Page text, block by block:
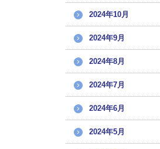
2024年10月
2024年9月
2024年8月
2024年7月
2024年6月
2024年5月